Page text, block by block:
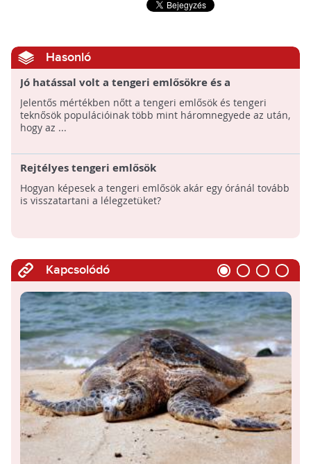
Hasonló
Jó hatással volt a tengeri emlősökre és a
teknősökre a fajvédelem
Jelentős mértékben nőtt a tengeri emlősök és tengeri
teknősök populációinak több mint háromnegyede az után,
hogy az ...
Rejtélyes tengeri emlősök
Hogyan képesek a tengeri emlősök akár egy óránál tovább
is visszatartani a lélegzetüket?
Kapcsolódó